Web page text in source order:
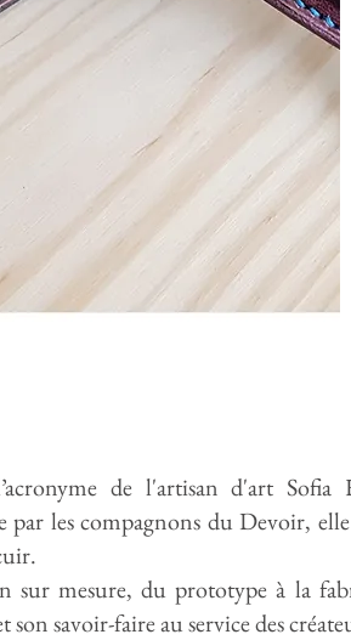
de l'artisan d'art Sofia
par les compagnons du Devoir,
sur mesure, du prototype à la
son savoir-faire au service des